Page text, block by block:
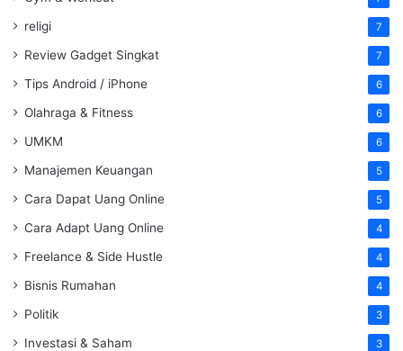
religi 7
Review Gadget Singkat 7
Tips Android / iPhone 6
Olahraga & Fitness 6
UMKM 6
Manajemen Keuangan 5
Cara Dapat Uang Online 5
Cara Adapt Uang Online 4
Freelance & Side Hustle 4
Bisnis Rumahan 4
Politik 3
Investasi & Saham 3